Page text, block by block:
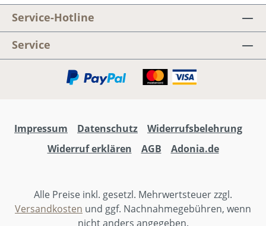
Wittwer, Larissa Leuschner
Service-Hotline
Service
Impressum Datenschutz
Widerrufsbelehrung
Widerruf erklären
AGB Adonia.de
Alle Preise inkl. gesetzl. Mehrwertsteuer zzgl.
Versandkosten und ggf. Nachnahmegebühren, wenn
nicht anders angegeben.